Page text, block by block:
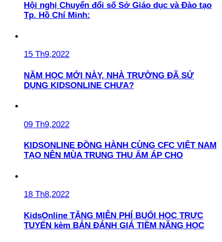
Hội nghị Chuyển đổi số Sở Giáo dục và Đào tạo
Tp. Hồ Chí Minh:
15 Th9,2022
NĂM HỌC MỚI NÀY, NHÀ TRƯỜNG ĐÃ SỬ
DỤNG KIDSONLINE CHƯA?
09 Th9,2022
KIDSONLINE ĐỒNG HÀNH CÙNG CFC VIỆT NAM
TẠO NÊN MÙA TRUNG THU ẤM ÁP CHO
18 Th8,2022
KidsOnline TẶNG MIỄN PHÍ BUỔI HỌC TRỰC
TUYẾN kèm BẢN ĐÁNH GIÁ TIỀM NĂNG HỌC